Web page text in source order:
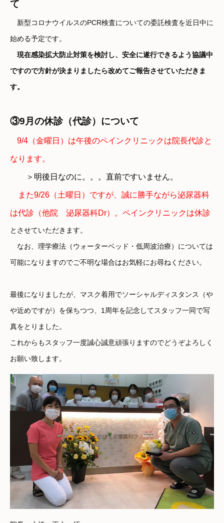
て
新型コロナウイルスのPCR検査についての委託検査を近日中に
始める予定です。
現在感染拡大防止対策を検討し、安全に遂行できるよう協議中
ですので方針が決まりましたら改めてご報告させていただきま
す。
③9月の休診（代診）について
9/4（金曜日）は午後のペインクリニックは院長代診と
なります。
＞明後日なのに。。。直前ですいません。
また9/26（土曜日）ですが、誠に勝手ながら泌尿器科
は代診（他院 泌尿器科Dr）。ペインクリニックは休診
とさせていただきます。
なお、理学療法（ウォーターベッド・低周波治療）については
可能になりますのでご不明な場合はお気軽にお尋ねください。
最後になりましたが、マスク着用でソーシャルディスタンス（や
や近めですが）を保ちつつ、1周年を記念してスタッフ一同で写
真をとりました。
これからもスタッフ一度誠心誠意頑張りますのでどうぞよろしく
お願い致します。